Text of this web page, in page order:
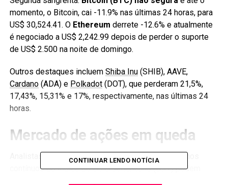
momento, o Bitcoin, cai -11.9% nas últimas 24 horas, para
US$ 30,524.41. O Ethereum derrete -12.6% e atualmente
é negociado a US$ 2,242.99 depois de perder o suporte
de US$ 2.500 na noite de domingo.
Outros destaques incluem Shiba Inu(SHIB), AAVE,
Cardano(ADA) e Polkadot(DOT), que perderam 21,5%,
17,43%, 15,31% e 17%, respectivamente, nas últimas 24
horas.
Mercado de ações em queda
Analistas de mercado estão alertando que os ganhos
contínuos do Índice do Dólar Americano (DXY) podem
CONTINUAR LENDO NOTÍCIA